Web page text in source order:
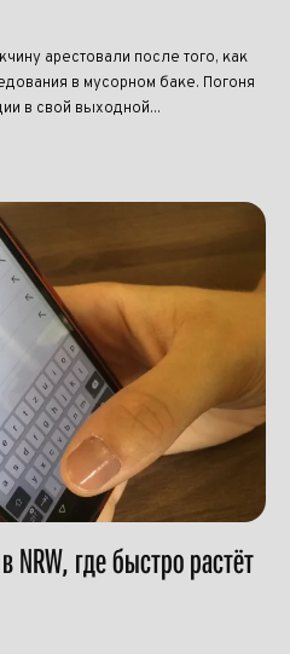
арестовали после того, как
в мусорном баке. Погоня
в свой выходной...
NRW, где быстро растёт